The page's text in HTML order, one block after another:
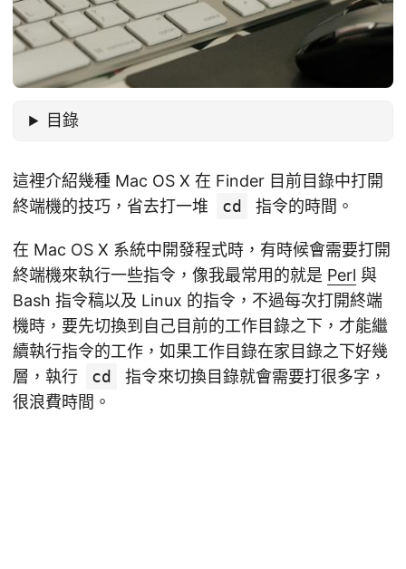
目錄
這裡介紹幾種 Mac OS X 在 Finder 目前目錄中打開
終端機的技巧，省去打一堆
cd 指令的時間。
在 Mac OS X 系統中開發程式時，有時候會需要打開
終端機來執行一些指令，像我最常用的就是 Perl 與
Bash 指令稿以及 Linux 的指令，不過每次打開終端
機時，要先切換到自己目前的工作目錄之下，才能繼
續執行指令的工作，如果工作目錄在家目錄之下好幾
層，執行
cd
指令來切換目錄就會需要打很多字，
很浪費時間。